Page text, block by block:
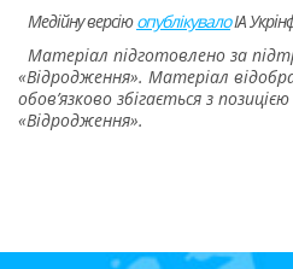
Медійну версіюопублікувалоІА
Матеріал підготовлено за
«Відродження». Матеріал
обов’язково збігається з
«Відродження».